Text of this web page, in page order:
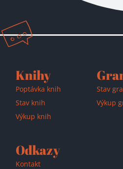
Přidáno do
Knihy
Poptávka knih
Stav knih
Výkup knih
Stav
Výkup
Odkazy
Kontakt